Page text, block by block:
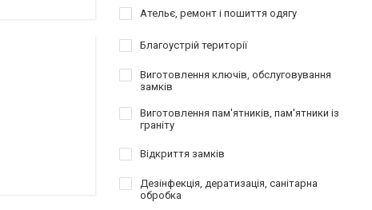
Ательє, ремонт і пошиття одягу
Благоустрій території
Виготовлення ключів, обслуговування
замків
Виготовлення пам'ятників, пам'ятники із
граніту
Відкриття замків
Дезінфекція, дератизація, санітарна
обробка